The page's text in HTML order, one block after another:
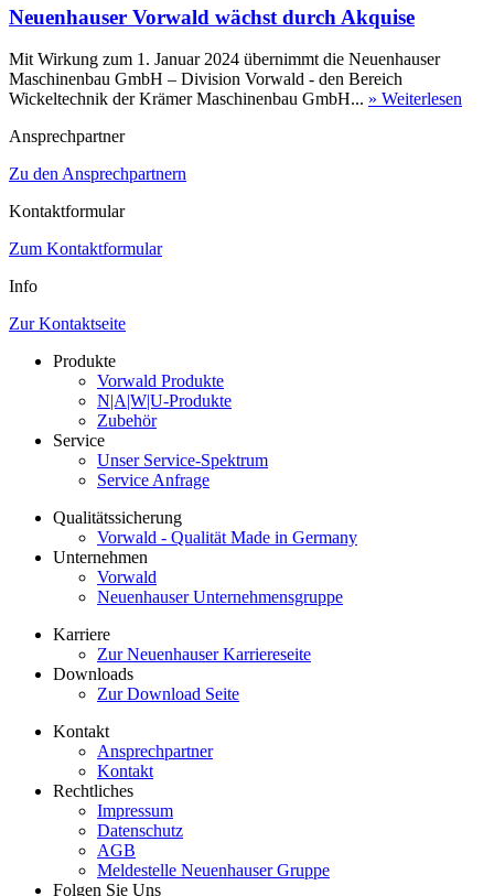
Neuenhauser Vorwald wächst durch Akquise
Mit Wirkung zum 1. Januar 2024 übernimmt die Neuenhauser
Maschinenbau GmbH – Division Vorwald - den Bereich
Wickeltechnik der Krämer Maschinenbau GmbH... » Weiterlesen
Ansprechpartner
Zu den Ansprechpartnern
Kontaktformular
Zum Kontaktformular
Info
Zur Kontaktseite
Produkte
Vorwald Produkte
N|A|W|U-Produkte
Zubehör
Service
Unser Service-Spektrum
Service Anfrage
Qualitätssicherung
Vorwald - Qualität Made in Germany
Unternehmen
Vorwald
Neuenhauser Unternehmensgruppe
Karriere
Zur Neuenhauser Karriereseite
Downloads
Zur Download Seite
Kontakt
Ansprechpartner
Kontakt
Rechtliches
Impressum
Datenschutz
AGB
Meldestelle Neuenhauser Gruppe
Folgen Sie Uns